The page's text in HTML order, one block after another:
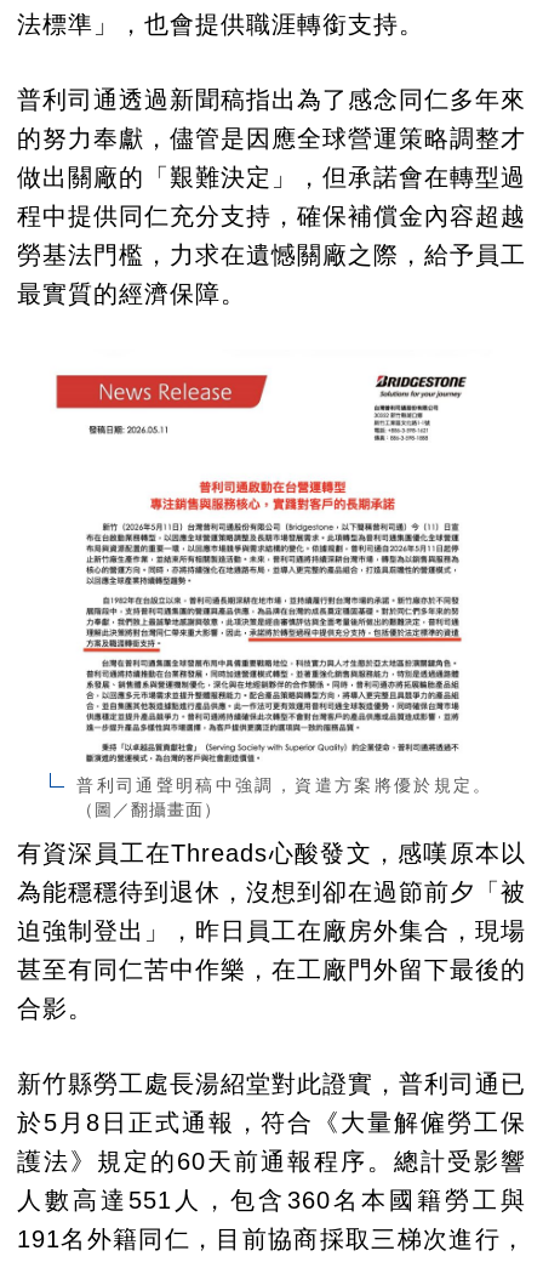
法標準」，也會提供職涯轉銜支持。
普利司通透過新聞稿指出為了感念同仁多年來
的努力奉獻，儘管是因應全球營運策略調整才
做出關廠的「艱難決定」，但承諾會在轉型過
程中提供同仁充分支持，確保補償金內容超越
勞基法門檻，力求在遺憾關廠之際，給予員工
最實質的經濟保障。
普利司通聲明稿中強調，資遣方案將優於規定。
（圖／翻攝畫面）
有資深員工在Threads心酸發文，感嘆原本以
為能穩穩待到退休，沒想到卻在過節前夕「被
迫強制登出」，昨日員工在廠房外集合，現場
甚至有同仁苦中作樂，在工廠門外留下最後的
合影。
新竹縣勞工處長湯紹堂對此證實，普利司通已
於5月8日正式通報，符合《大量解僱勞工保
護法》規定的60天前通報程序。總計受影響
人數高達551人，包含360名本國籍勞工與
191名外籍同仁，目前協商採取三梯次進行，